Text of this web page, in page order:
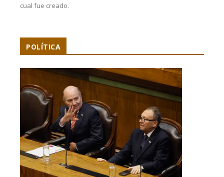
cual fue creado.
POLÍTICA